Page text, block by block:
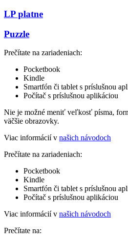
LP platne
Puzzle
Prečítate na zariadeniach:
Pocketbook
Kindle
Smartfón či tablet s príslušnou
Počítač s príslušnou aplikáciou
Nie je možné meniť veľkosť písma,
väčšie obrazovky.
Viac informácií v našich návodoch
Prečítate na zariadeniach:
Pocketbook
Kindle
Smartfón či tablet s príslušnou
Počítač s príslušnou aplikáciou
Viac informácií v našich návodoch
Prečítate na: